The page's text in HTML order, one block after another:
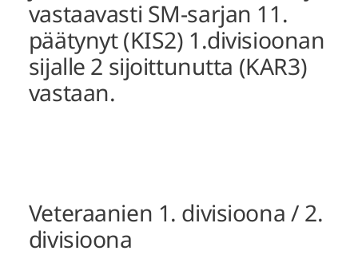
vastaavasti SM-sarjan 11.
päätynyt (KIS2) 1.divisioonan
sijalle 2 sijoittunutta (KAR3)
vastaan.
Veteraanien 1. divisioona / 2.
divisioona